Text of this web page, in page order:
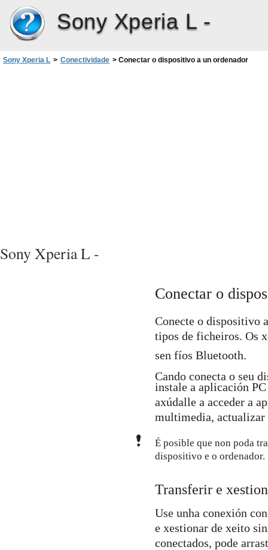
Sony Xperia L -
Sony Xperia L > Conectividade > Conectar o dispositivo a un ordenador
Sony Xperia L -
Conectar o
Conecte o dispositivo
tipos de ficheiros. Os
sen fíos Bluetooth.
Cando conecta o seu
instale a aplicación
axúdalle a acceder a
multimedia, actualizar
É posible que non poda
dispositivo e o ordenador.
Transferir e
Use unha conexión
e xestionar de xeito
conectados, pode